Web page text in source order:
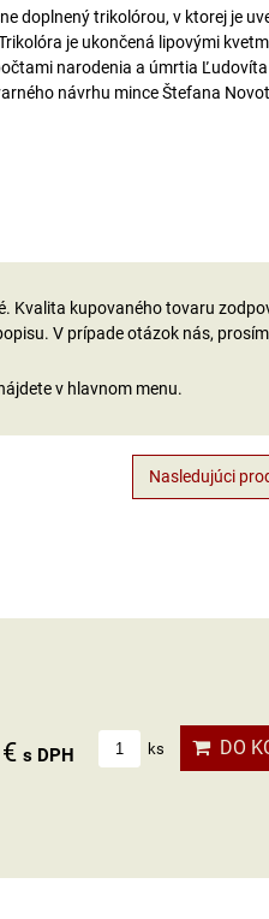
doplnený trikolórou, v ktorej je
je ukončená lipovými
narodenia a úmrtia
návrhu mince Štefana
Kvalita kupovaného tovaru
V prípade otázok nás,
v hlavnom menu.
Nasledujúci
s DPH ks DO